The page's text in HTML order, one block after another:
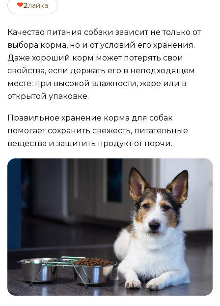
❤2лайка
Качество питания собаки зависит не только от
выбора корма, но и от условий его хранения.
Даже хороший корм может потерять свои
свойства, если держать его в неподходящем
месте: при высокой влажности, жаре или в
открытой упаковке.
Правильное хранение корма для собак
помогает сохранить свежесть, питательные
вещества и защитить продукт от порчи.